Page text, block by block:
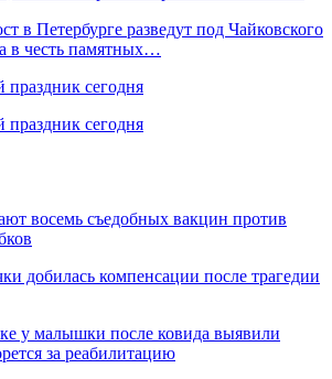
в Петербурге разведут под Чайковского
в честь памятных…
праздник сегодня
праздник сегодня
восемь съедобных вакцин против
добилась компенсации после трагедии
у малышки после ковида выявили
за реабилитацию